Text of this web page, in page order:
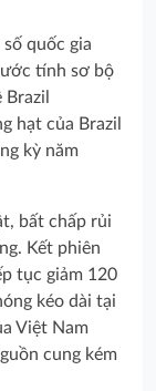
quốc gia
tính sơ bộ
hạt của Brazil
kỳ năm
bất chấp rủi
Kết phiên
tục giảm 120
kéo dài tại
Việt Nam
cung kém